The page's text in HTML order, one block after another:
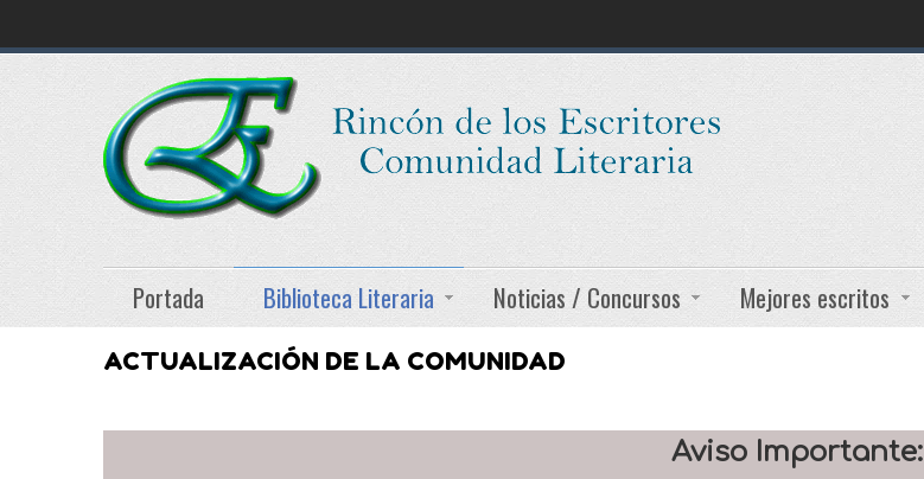
Portada Biblioteca Literaria Noticias / Concursos Mejores escritos
ACTUALIZACIÓN DE LA COMUNIDAD
Aviso Importante: